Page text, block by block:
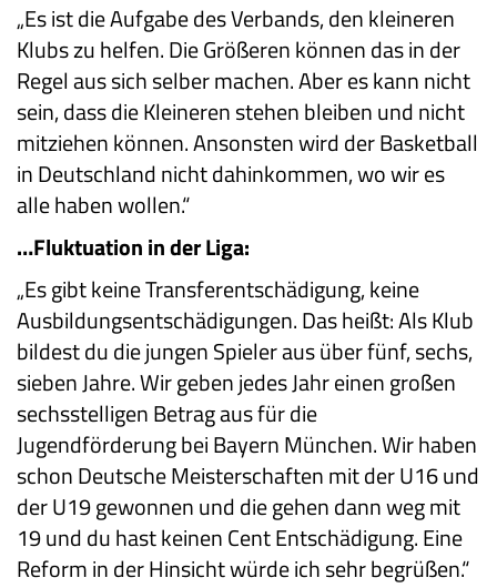
„Es ist die Aufgabe des Verbands, den kleineren
Klubs zu helfen. Die Größeren können das in der
Regel aus sich selber machen. Aber es kann nicht
sein, dass die Kleineren stehen bleiben und nicht
mitziehen können. Ansonsten wird der Basketball
in Deutschland nicht dahinkommen, wo wir es
alle haben wollen.“
…Fluktuation in der Liga:
„Es gibt keine Transferentschädigung, keine
Ausbildungsentschädigungen. Das heißt: Als Klub
bildest du die jungen Spieler aus über fünf, sechs,
sieben Jahre. Wir geben jedes Jahr einen großen
sechsstelligen Betrag aus für die
Jugendförderung bei Bayern München. Wir haben
schon Deutsche Meisterschaften mit der U16 und
der U19 gewonnen und die gehen dann weg mit
19 und du hast keinen Cent Entschädigung. Eine
Reform in der Hinsicht würde ich sehr begrüßen.“